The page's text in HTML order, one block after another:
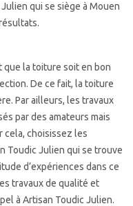
qui se siège à Mouen
que la toiture soit en bon
De ce fait, la toiture
Par ailleurs, les travaux
par des amateurs mais
cela, choisissez les
Toudic Julien qui se trouve
d’expériences dans ce
travaux de qualité et
à Artisan Toudic Julien.